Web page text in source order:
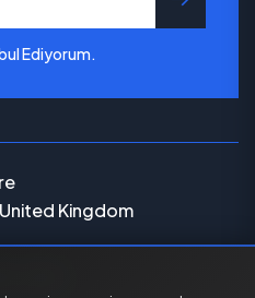
gönder
Ediyorum.
Kingdom